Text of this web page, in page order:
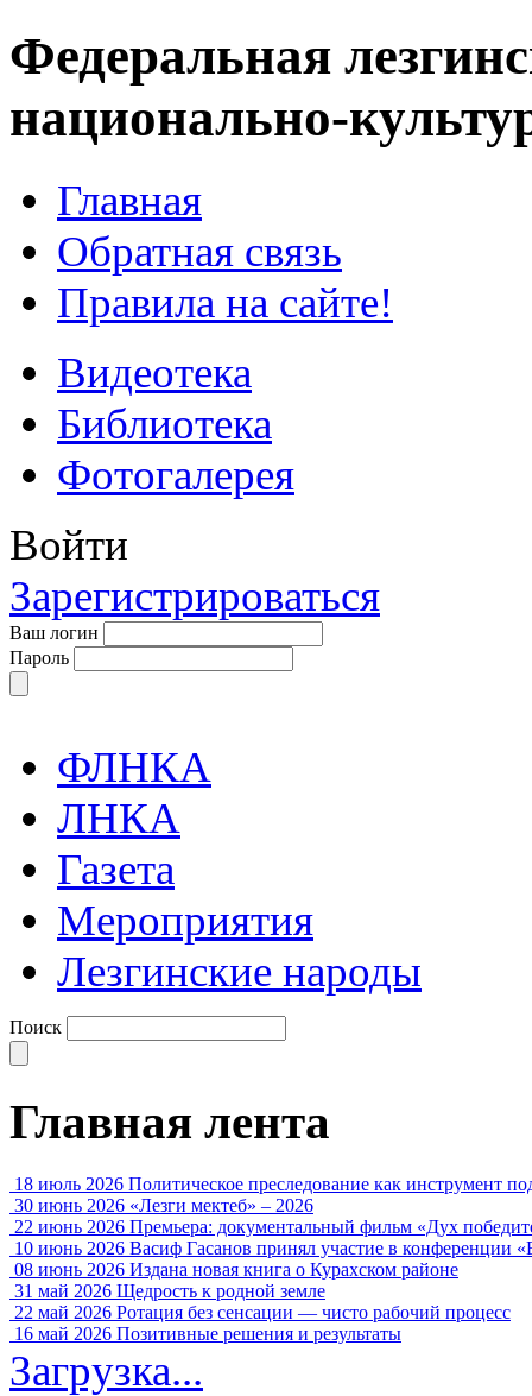
Федеральная
национально-
Главная
Обратная связь
Правила на сайте!
Видеотека
Библиотека
Фотогалерея
Войти
Зарегистрироваться
Ваш логин
Пароль
ФЛНКА
ЛНКА
Газета
Мероприятия
Лезгинские народы
Поиск
Главная лента
18 июль 2026 Политическое преследование как инструмент
30 июнь 2026 «Лезги мектеб» – 2026
22 июнь 2026 Премьера: документальный фильм «Дух
10 июнь 2026 Васиф Гасанов принял участие в конференции
08 июнь 2026 Издана новая книга о Курахском районе
31 май 2026 Щедрость к родной земле
22 май 2026 Ротация без сенсации — чисто рабочий процесс
16 май 2026 Позитивные решения и результаты
Загрузка...